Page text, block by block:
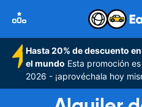
Hasta 20% de descuento
el mundo Esta promoción
2026 - ¡aprovéchala hoy